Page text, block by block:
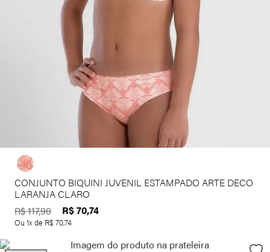
CONJUNTO BIQUINI JUVENIL ESTAMPADO ARTE DECO
LARANJA CLARO
R$117,90 R$70,74
Ou 1x de R$ 70,74